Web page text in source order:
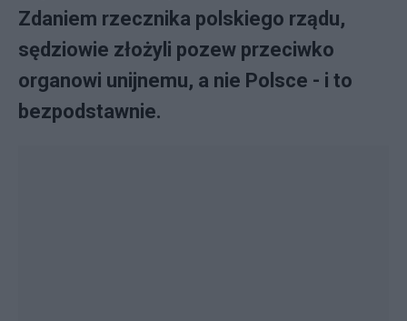
Zdaniem rzecznika polskiego rządu,
sędziowie złożyli pozew przeciwko
organowi unijnemu, a nie Polsce - i to
bezpodstawnie.